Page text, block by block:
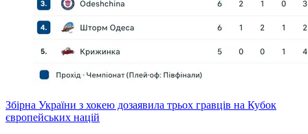
Збірна України з хокею дозаявила трьох гравців на Кубок
європейських націй